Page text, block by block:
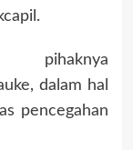
pihaknya
dalam hal
pencegahan